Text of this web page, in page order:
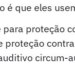
é que eles
para proteção
proteção
circum-